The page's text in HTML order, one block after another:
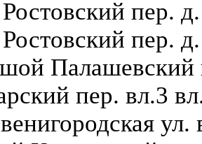
пер.
пер.
Палашевский
пер. вл.3
ул.